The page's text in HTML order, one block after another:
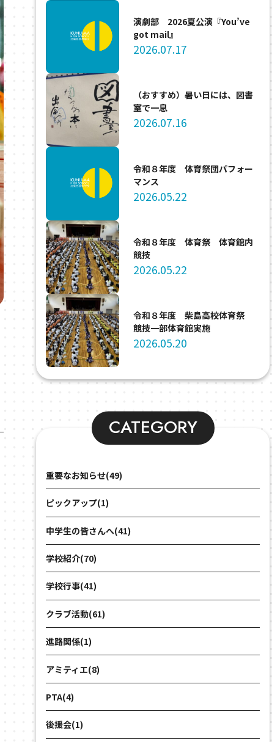
演劇部 2026夏公演『You’ve
got mail』
2026.07.17
（おすすめ）暑い日には、図書
室で一息
2026.07.16
令和８年度 体育祭団パフォー
マンス
2026.05.22
令和８年度 体育祭 体育館内
競技
2026.05.22
令和８年度 柴島高校体育祭
競技一部体育館実施
2026.05.20
CATEGORY
重要なお知らせ(49)
ピックアップ(1)
中学生の皆さんへ(41)
学校紹介(70)
学校行事(41)
クラブ活動(61)
進路関係(1)
アミティエ(8)
PTA(4)
後援会(1)